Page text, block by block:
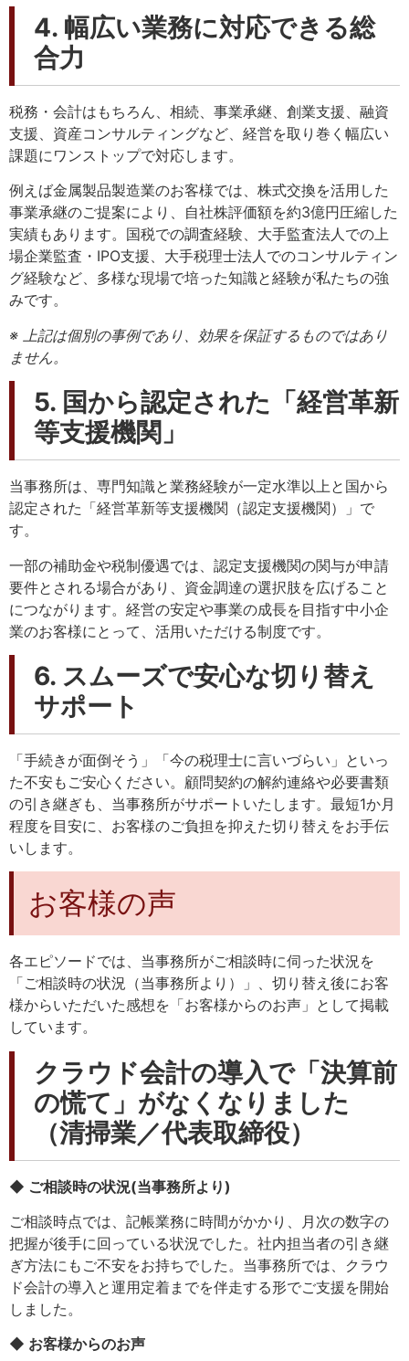
4. 幅広い業務に対応できる総
合力
税務・会計はもちろん、相続、事業承継、創業支援、融資
支援、資産コンサルティングなど、経営を取り巻く幅広い
課題にワンストップで対応します。
例えば金属製品製造業のお客様では、株式交換を活用した
事業承継のご提案により、自社株評価額を約3億円圧縮した
実績もあります。国税での調査経験、大手監査法人での上
場企業監査・IPO支援、大手税理士法人でのコンサルティン
グ経験など、多様な現場で培った知識と経験が私たちの強
みです。
※ 上記は個別の事例であり、効果を保証するものではあり
ません。
5. 国から認定された「経営革新
等支援機関」
当事務所は、専門知識と業務経験が一定水準以上と国から
認定された「経営革新等支援機関（認定支援機関）」で
す。
一部の補助金や税制優遇では、認定支援機関の関与が申請
要件とされる場合があり、資金調達の選択肢を広げること
につながります。経営の安定や事業の成長を目指す中小企
業のお客様にとって、活用いただける制度です。
6. スムーズで安心な切り替え
サポート
「手続きが面倒そう」「今の税理士に言いづらい」といっ
た不安もご安心ください。顧問契約の解約連絡や必要書類
の引き継ぎも、当事務所がサポートいたします。最短1か月
程度を目安に、お客様のご負担を抑えた切り替えをお手伝
いします。
お客様の声
各エピソードでは、当事務所がご相談時に伺った状況を
「ご相談時の状況（当事務所より）」、切り替え後にお客
様からいただいた感想を「お客様からのお声」として掲載
しています。
クラウド会計の導入で「決算前
の慌て」がなくなりました
（清掃業／代表取締役）
◆ ご相談時の状況(当事務所より)
ご相談時点では、記帳業務に時間がかかり、月次の数字の
把握が後手に回っている状況でした。社内担当者の引き継
ぎ方法にもご不安をお持ちでした。当事務所では、クラウ
ド会計の導入と運用定着までを伴走する形でご支援を開始
しました。
◆ お客様からのお声